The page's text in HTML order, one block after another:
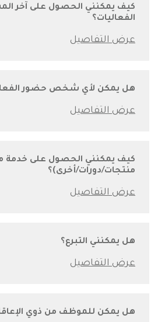
كيف يمكنني الحصول على آخر
الفعاليات؟
هل يمكن لأي شخص حضور
كيف يمكنني الحصول على خدمة
منتجات/دورات/أخرى)؟
هل يمكنني التبرع؟
هل يمكن للموظف من ذوي الإعاقة